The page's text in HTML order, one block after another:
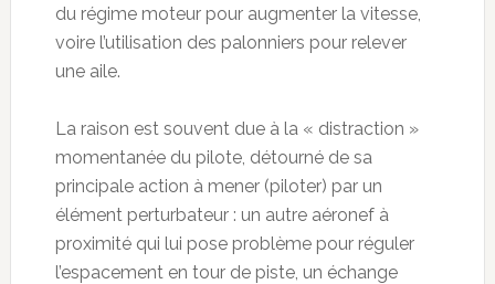
du régime moteur pour augmenter la vitesse,
voire l’utilisation des palonniers pour relever
une aile.
La raison est souvent due à la « distraction »
momentanée du pilote, détourné de sa
principale action à mener (piloter) par un
élément perturbateur : un autre aéronef à
proximité qui lui pose problème pour réguler
l’espacement en tour de piste, un échange